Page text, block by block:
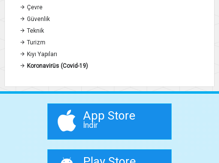
Çevre
Güvenlik
Teknik
Turizm
Kıyı Yapıları
Koronavirüs (Covid-19)
App Store
İndir